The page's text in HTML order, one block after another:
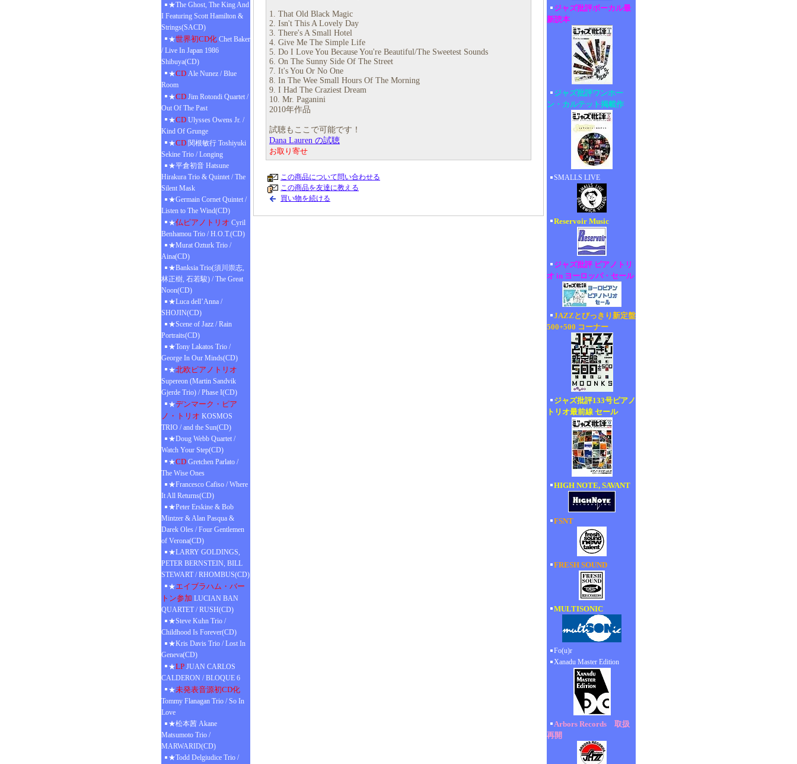
★The Ghost, The King And
I Featuring Scott Hamilton &
Strings(SACD)
★世界初CD化 Chet Baker
/ Live In Japan 1986
Shibuya(CD)
★CD Ale Nunez / Blue
Room
★CD Jim Rotondi Quartet /
Out Of The Past
★CD Ulysses Owens Jr. /
Kind Of Grunge
★CD 関根敏行 Toshiyuki
Sekine Trio / Longing
★平倉初音 Hatsune
Hirakura Trio & Quintet / The
Silent Mask
★Germain Cornet Quintet /
Listen to The Wind(CD)
★仏ピアノトリオ Cyril
Benhamou Trio / H.O.T.(CD)
★Murat Ozturk Trio /
Aina(CD)
★Banksia Trio(須川崇志,
林正樹, 石若駿) / The Great
Noon(CD)
★Luca dell’Anna /
SHOJIN(CD)
★Scene of Jazz / Rain
Portraits(CD)
★Tony Lakatos Trio /
George In Our Minds(CD)
★北欧ピアノトリオ
Supereon (Martin Sandvik
Gjerde Trio) / Phase I(CD)
★デンマーク・ピア
ノ・トリオ KOSMOS
TRIO / and the Sun(CD)
★Doug Webb Quartet /
Watch Your Step(CD)
★CD Gretchen Parlato /
The Wise Ones
★Francesco Cafiso / Where
It All Returns(CD)
★Peter Erskine & Bob
Mintzer & Alan Pasqua &
Darek Oles / Four Gentlemen
of Verona(CD)
★LARRY GOLDINGS,
PETER BERNSTEIN, BILL
STEWART / RHOMBUS(CD)
★エイブラハム・バー
トン参加 LUCIAN BAN
QUARTET / RUSH(CD)
★Steve Kuhn Trio /
Childhood Is Forever(CD)
★Kris Davis Trio / Lost In
Geneva(CD)
★LP JUAN CARLOS
CALDERON / BLOQUE 6
★未発表音源初CD化
Tommy Flanagan Trio / So In
Love
★松本茜 Akane
Matsumoto Trio /
MARWARID(CD)
★Todd Delgiudice Trio /
1. That Old Black Magic
2. Isn't This A Lovely Day
3. There's A Small Hotel
4. Give Me The Simple Life
5. Do I Love You Because You're Beautiful/The Sweetest Sounds
6. On The Sunny Side Of The Street
7. It's You Or No One
8. In The Wee Small Hours Of The Morning
9. I Had The Craziest Dream
10. Mr. Paganini
2010年作品
試聴もここで可能です！
Dana Lauren の試聴
お取り寄せ
この商品について問い合わせる
この商品を友達に教える
買い物を続ける
ジャズ批評ボーカル最
新読本
ジャズ批評ワンホー
ン・カルテット掲載作
SMALLS LIVE
Reservoir Music
ジャズ批評 ピアノトリ
オ in ヨーロッパ・セール
JAZZとびっきり新定盤
500+500 コーナー
ジャズ批評133号ピアノ
トリオ最前線 セール
HIGH NOTE, SAVANT
FSNT
FRESH SOUND
MULTISONIC
Fo(u)r
Xanadu Master Edition
Arbors Records 取扱
再開